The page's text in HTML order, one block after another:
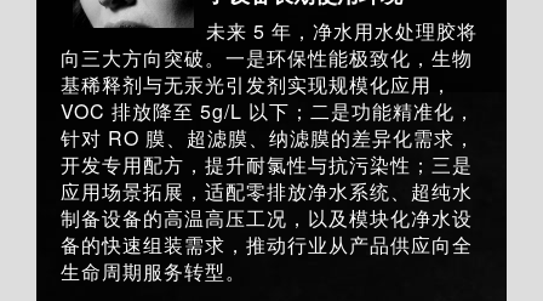
未来 5 年，净水用水处理胶将
向三大方向突破。一是环保性能极致化，生物
基稀释剂与无汞光引发剂实现规模化应用，
VOC 排放降至 5g/L 以下；二是功能精准化，
针对 RO 膜、超滤膜、纳滤膜的差异化需求，
开发专用配方，提升耐氯性与抗污染性；三是
应用场景拓展，适配零排放净水系统、超纯水
制备设备的高温高压工况，以及模块化净水设
备的快速组装需求，推动行业从产品供应向全
生命周期服务转型。